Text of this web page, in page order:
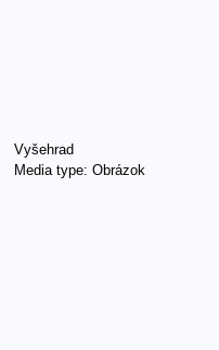
Vyšehrad
Media type: Obrázok